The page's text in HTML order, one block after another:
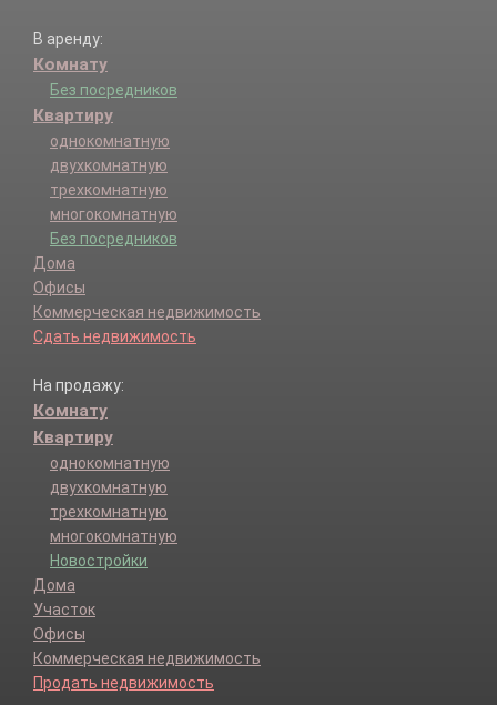
В аренду:
Комнату
Без посредников
Квартиру
однокомнатную
двухкомнатную
трехкомнатную
многокомнатную
Без посредников
Дома
Офисы
Коммерческая недвижимость
Сдать недвижимость
На продажу:
Комнату
Квартиру
однокомнатную
двухкомнатную
трехкомнатную
многокомнатную
Новостройки
Дома
Участок
Офисы
Коммерческая недвижимость
Продать недвижимость